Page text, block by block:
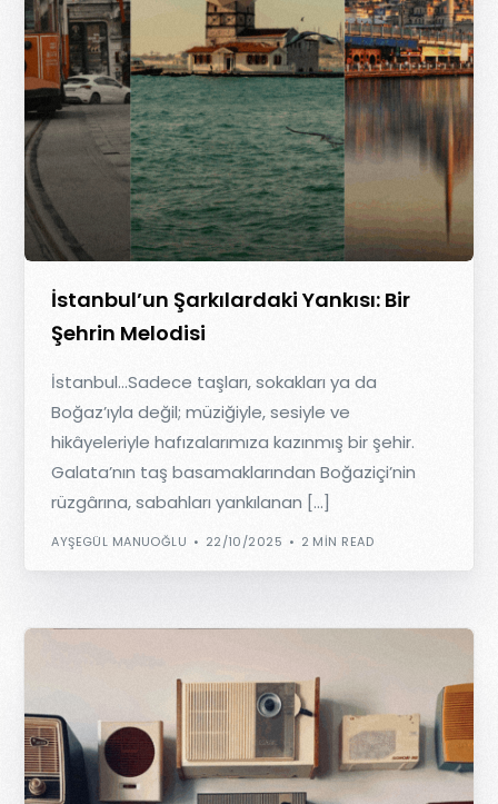
İstanbul’un Şarkılardaki Yankısı: Bir
Şehrin Melodisi
İstanbul…Sadece taşları, sokakları ya da
Boğaz’ıyla değil; müziğiyle, sesiyle ve
hikâyeleriyle hafızalarımıza kazınmış bir şehir.
Galata’nın taş basamaklarından Boğaziçi’nin
rüzgârına, sabahları yankılanan […]
AYŞEGÜL MANUOĞLU 22/10/2025 2 MIN READ